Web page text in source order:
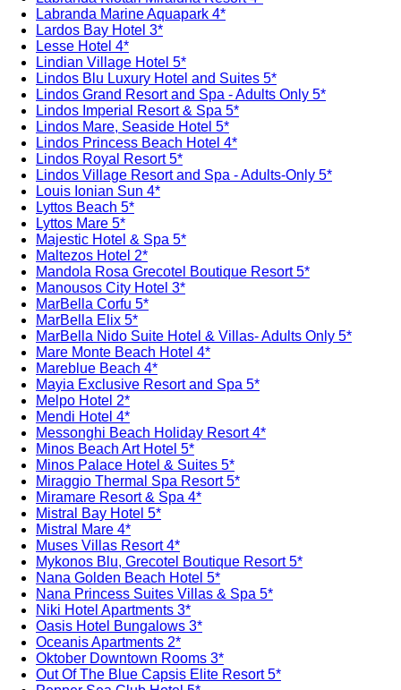
Labranda Marine Aquapark 4*
Lardos Bay Hotel 3*
Lesse Hotel 4*
Lindian Village Hotel 5*
Lindos Blu Luxury Hotel and Suites 5*
Lindos Grand Resort and Spa - Adults Only 5*
Lindos Imperial Resort & Spa 5*
Lindos Mare, Seaside Hotel 5*
Lindos Princess Beach Hotel 4*
Lindos Royal Resort 5*
Lindos Village Resort and Spa - Adults-Only 5*
Louis Ionian Sun 4*
Lyttos Beach 5*
Lyttos Mare 5*
Majestic Hotel & Spa 5*
Maltezos Hotel 2*
Mandola Rosa Grecotel Boutique Resort 5*
Manousos City Hotel 3*
MarBella Corfu 5*
MarBella Elix 5*
MarBella Nido Suite Hotel & Villas- Adults Only 5*
Mare Monte Beach Hotel 4*
Mareblue Beach 4*
Mayia Exclusive Resort and Spa 5*
Melpo Hotel 2*
Mendi Hotel 4*
Messonghi Beach Holiday Resort 4*
Minos Beach Art Hotel 5*
Minos Palace Hotel & Suites 5*
Miraggio Thermal Spa Resort 5*
Miramare Resort & Spa 4*
Mistral Bay Hotel 5*
Mistral Mare 4*
Muses Villas Resort 4*
Mykonos Blu, Grecotel Boutique Resort 5*
Nana Golden Beach Hotel 5*
Nana Princess Suites Villas & Spa 5*
Niki Hotel Apartments 3*
Oasis Hotel Bungalows 3*
Oceanis Apartments 2*
Oktober Downtown Rooms 3*
Out Of The Blue Capsis Elite Resort 5*